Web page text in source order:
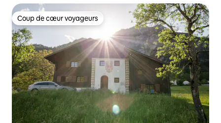
Coup de cœur voyageurs
Coup de cœur voyageurs